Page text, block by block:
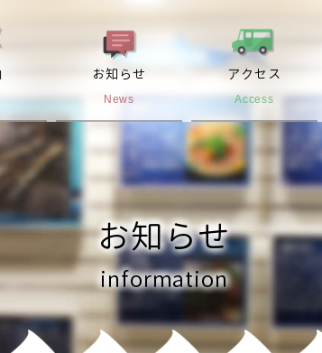
お知らせ
News
アクセス
Access
お知らせ
information